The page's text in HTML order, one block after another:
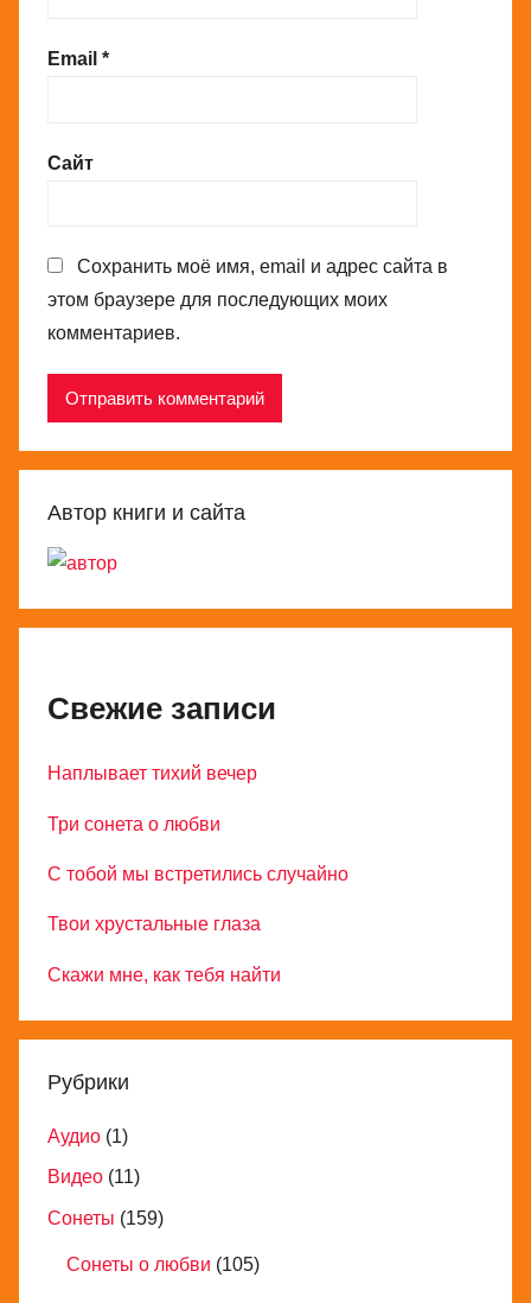
Email *
Сайт
Сохранить моё имя, email и адрес сайта в
этом браузере для последующих моих
комментариев.
Автор книги и сайта
Свежие записи
Наплывает тихий вечер
Три сонета о любви
С тобой мы встретились случайно
Твои хрустальные глаза
Скажи мне, как тебя найти
Рубрики
Аудио (1)
Видео (11)
Сонеты (159)
Сонеты о любви (105)